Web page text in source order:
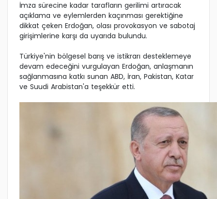
İmza sürecine kadar tarafların gerilimi artıracak
açıklama ve eylemlerden kaçınması gerektiğine
dikkat çeken Erdoğan, olası provokasyon ve sabotaj
girişimlerine karşı da uyarıda bulundu.
Türkiye'nin bölgesel barış ve istikrarı desteklemeye
devam edeceğini vurgulayan Erdoğan, anlaşmanın
sağlanmasına katkı sunan ABD, İran, Pakistan, Katar
ve Suudi Arabistan'a teşekkür etti.